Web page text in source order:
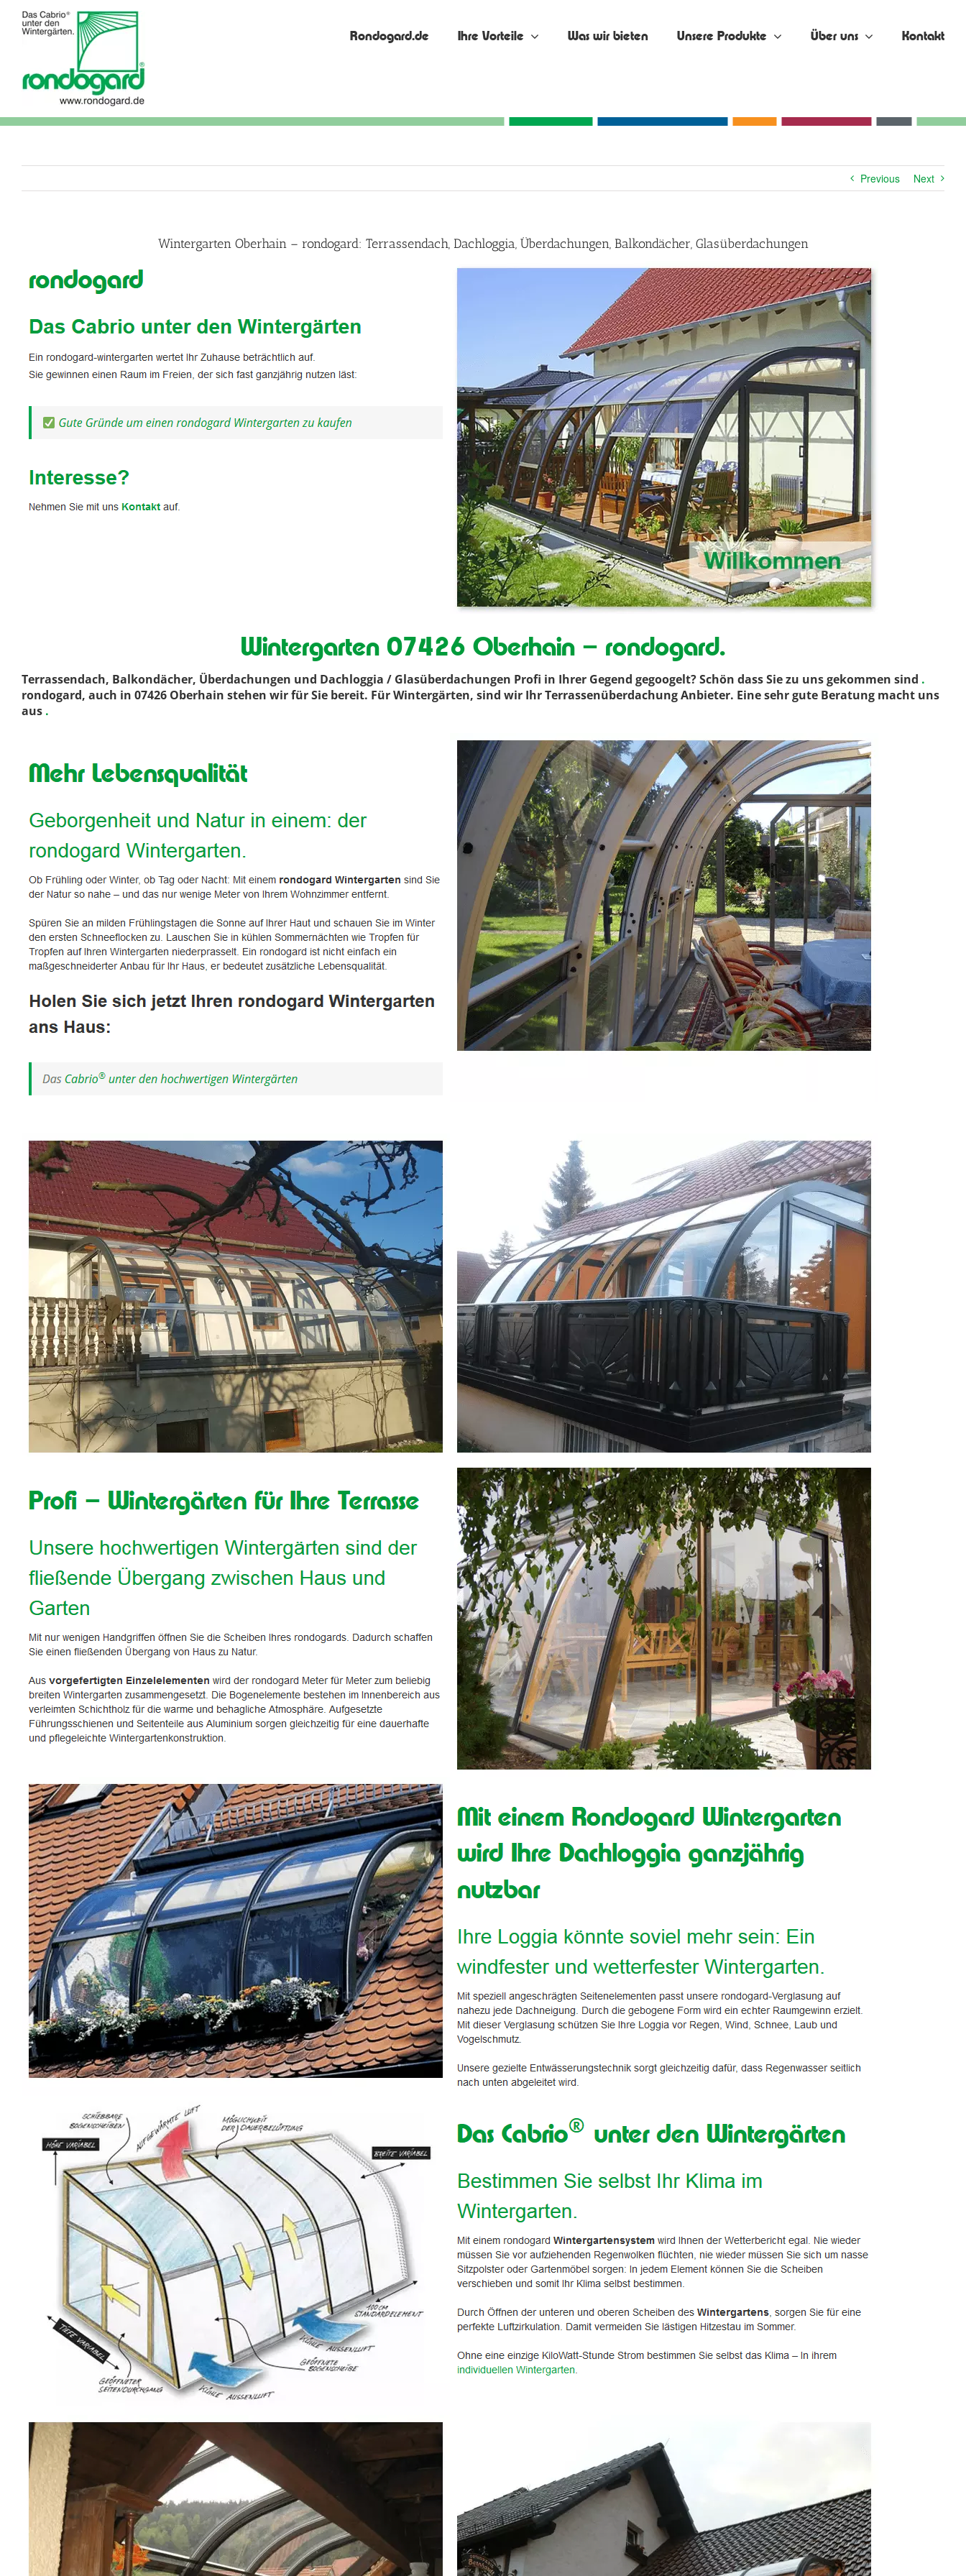
content
Rondogard.de Ihre Vorteile Was wir bieten Unsere Produkte Über uns Kontakt
Previous Next
Wintergarten Oberhain – rondogard: Terrassendach, Dachloggia, Überdachungen, Balkondächer, Glasüberdachungen
Wintergarten 07426 Oberhain – rondogard.
Terrassendach, Balkondächer, Überdachungen und Dachloggia / Glasüberdachungen Profi in Ihrer Gegend gegoogelt? Schön dass Sie zu uns gekommen sind .
rondogard, auch in 07426 Oberhain stehen wir für Sie bereit. Für Wintergärten, sind wir Ihr Terrassenüberdachung Anbieter. Eine sehr gute Beratung macht uns
aus .